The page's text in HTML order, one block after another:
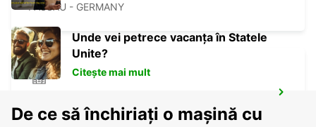
PASSAU - GERMANY
ERDING - GERMANY
Unde vei petrece vacanța în Statele
Unite?
Citește mai mult
De ce să închiriați o mașină cu